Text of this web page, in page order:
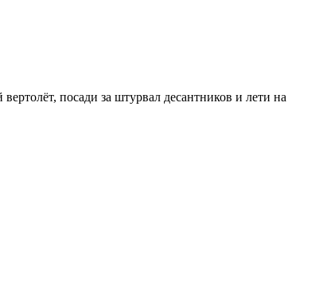
посади за штурвал десантников и лети на